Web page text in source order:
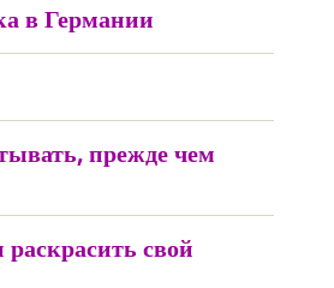
в Германии
прежде чем
свой